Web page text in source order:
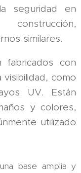
seguridad en
similares.
fabricados con
como
UV. Están
y colores,
utilizado
base amplia y